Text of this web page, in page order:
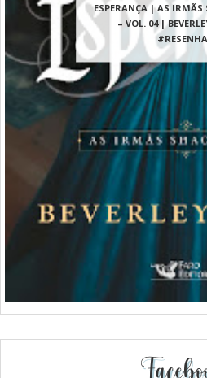
ESPERANÇA | AS IRMÃS
– VOL. 04 |
#RESENHA